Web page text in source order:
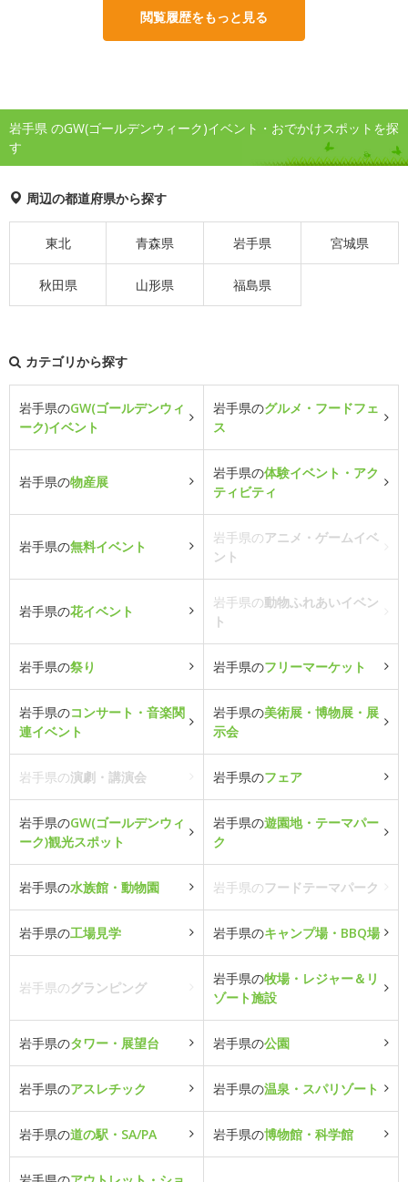
閲覧履歴をもっと見る
岩手県 のGW(ゴールデンウィーク)イベント・おでかけスポットを探
す
周辺の都道府県から探す
東北 青森県 岩手県 宮城県
秋田県 山形県 福島県
カテゴリから探す
岩手県のGW(ゴールデンウィ
ーク)イベント
岩手県のグルメ・フードフェ
ス
岩手県の物産展
岩手県の体験イベント・アク
ティビティ
岩手県の無料イベント
岩手県のアニメ・ゲームイベ
ント
岩手県の花イベント
岩手県の動物ふれあいイベン
ト
岩手県の祭り 岩手県のフリーマーケット
岩手県のコンサート・音楽関
連イベント
岩手県の美術展・博物展・展
示会
岩手県の演劇・講演会 岩手県のフェア
岩手県のGW(ゴールデンウィ
ーク)観光スポット
岩手県の遊園地・テーマパー
ク
岩手県の水族館・動物園 岩手県のフードテーマパーク
岩手県の工場見学 岩手県のキャンプ場・BBQ場
岩手県のグランピング
岩手県の牧場・レジャー＆リ
ゾート施設
岩手県のタワー・展望台 岩手県の公園
岩手県のアスレチック 岩手県の温泉・スパリゾート
岩手県の道の駅・SA/PA 岩手県の博物館・科学館